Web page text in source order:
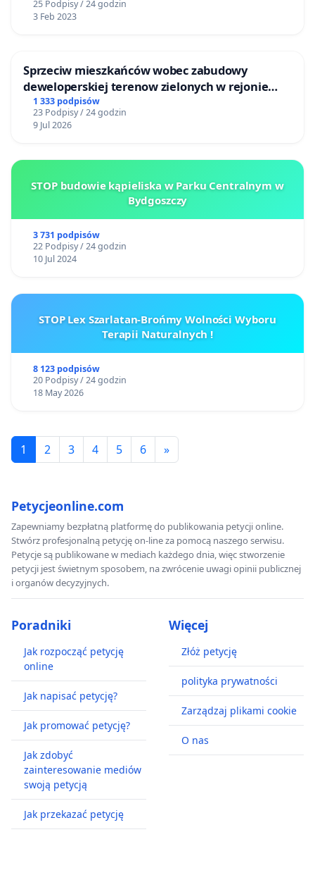
25 Podpisy / 24 godzin
3 Feb 2023
Sprzeciw mieszkańców wobec zabudowy
deweloperskiej terenow zielonych w rejonie
Bulwarów Straceńskich w Bielsku-Białej
1 333 podpisów
23 Podpisy / 24 godzin
9 Jul 2026
STOP budowie kąpieliska w Parku Centralnym w
Bydgoszczy
3 731 podpisów
22 Podpisy / 24 godzin
10 Jul 2024
STOP Lex Szarlatan-Brońmy Wolności Wyboru
Terapii Naturalnych !
8 123 podpisów
20 Podpisy / 24 godzin
18 May 2026
1 2 3 4 5 6 »
Petycjeonline.com
Zapewniamy bezpłatną platformę do publikowania petycji online.
Stwórz profesjonalną petycję on-line za pomocą naszego serwisu.
Petycje są publikowane w mediach każdego dnia, więc stworzenie
petycji jest świetnym sposobem, na zwrócenie uwagi opinii publicznej
i organów decyzyjnych.
Poradniki
Jak rozpocząć petycję
online
Jak napisać petycję?
Jak promować petycję?
Jak zdobyć
zainteresowanie mediów
swoją petycją
Jak przekazać petycję
Więcej
Złóż petycję
polityka prywatności
Zarządzaj plikami cookie
O nas